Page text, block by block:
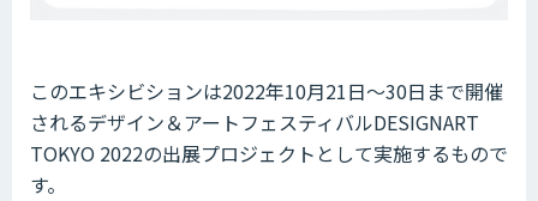
このエキシビションは2022年10月21日〜30日まで開催
されるデザイン＆アートフェスティバルDESIGNART
TOKYO 2022の出展プロジェクトとして実施するもので
す。